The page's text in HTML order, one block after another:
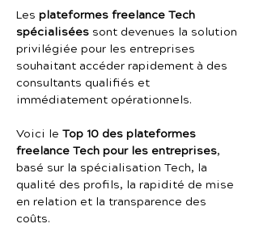
Les plateformes freelance Tech
spécialisées sont devenues la solution
privilégiée pour les entreprises
souhaitant accéder rapidement à des
consultants qualifiés et
immédiatement opérationnels.
Voici le Top 10 des plateformes
freelance Tech pour les entreprises,
basé sur la spécialisation Tech, la
qualité des profils, la rapidité de mise
en relation et la transparence des
coûts.